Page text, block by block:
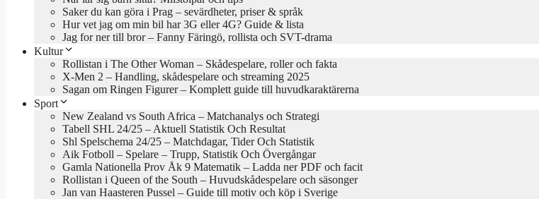
Saker du kan göra i Prag – sevärdheter, priser & språk
Hur vet jag om min bil har 3G eller 4G? Guide & lista
Jag for ner till bror – Fanny Färingö, rollista och SVT-drama
Kultur
Rollistan i The Other Woman – Skådespelare, roller och fakta
X-Men 2 – Handling, skådespelare och streaming 2025
Sagan om Ringen Figurer – Komplett guide till huvudkaraktärerna
Sport
New Zealand vs South Africa – Matchanalys och Strategi
Tabell SHL 24/25 – Aktuell Statistik Och Resultat
Shl Spelschema 24/25 – Matchdagar, Tider Och Statistik
Aik Fotboll – Spelare – Trupp, Statistik Och Övergångar
Gamla Nationella Prov Åk 9 Matematik – Ladda ner PDF och facit
Rollistan i Queen of the South – Huvudskådespelare och säsonger
Jan van Haasteren Pussel – Guide till motiv och köp i Sverige